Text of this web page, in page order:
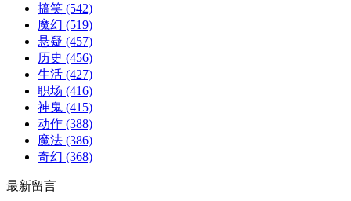
搞笑 (542)
魔幻 (519)
悬疑 (457)
历史 (456)
生活 (427)
职场 (416)
神鬼 (415)
动作 (388)
魔法 (386)
奇幻 (368)
最新留言